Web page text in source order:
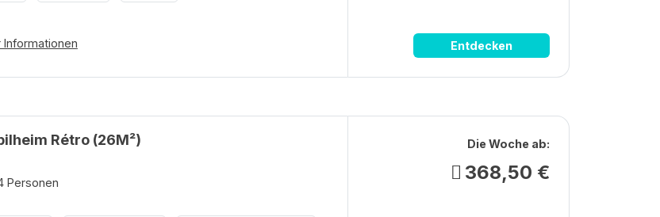
Informationen Entdecken
Rétro (26M²)
Personen
Die Woche ab:
368,50 €